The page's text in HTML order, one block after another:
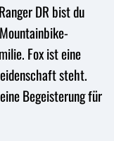
DR bist du
Fox ist eine
steht.
Begeisterung für